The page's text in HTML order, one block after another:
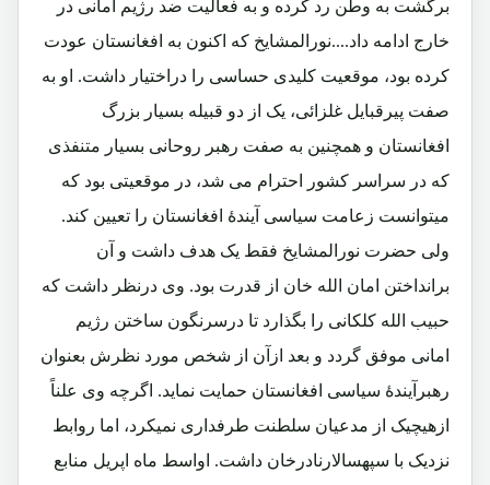
برگشت به وطن رد کرده و به فعالیت ضد رژیم امانی در
خارج ادامه داد....نورالمشایخ که اکنون به افغانستان عودت
کرده بود، موقعیت کلیدی حساسی را دراختیار داشت. او به
صفت پیرقبایل غلزائی، یک از دو قبیله بسیار بزرگ
افغانستان و همچنین به صفت رهبر روحانی بسیار متنفذی
که در سراسر کشور احترام می شد، در موقعیتی بود که
میتوانست زعامت سیاسی آیندۀ افغانستان را تعیین کند.
ولی حضرت نورالمشایخ فقط یک هدف داشت و آن
برانداختن امان الله خان از قدرت بود. وی درنظر داشت که
حبیب الله کلکانی را بگذارد تا درسرنگون ساختن رژیم
امانی موفق گردد و بعد ازآن از شخص مورد نظرش بعنوان
رهبرآیندۀ سیاسی افغانستان حمایت نماید. اگرچه وی علناً
ازهیچیک از مدعیان سلطنت طرفداری نمیکرد، اما روابط
نزدیک با سپهسالارنادرخان داشت. اواسط ماه اپریل منابع